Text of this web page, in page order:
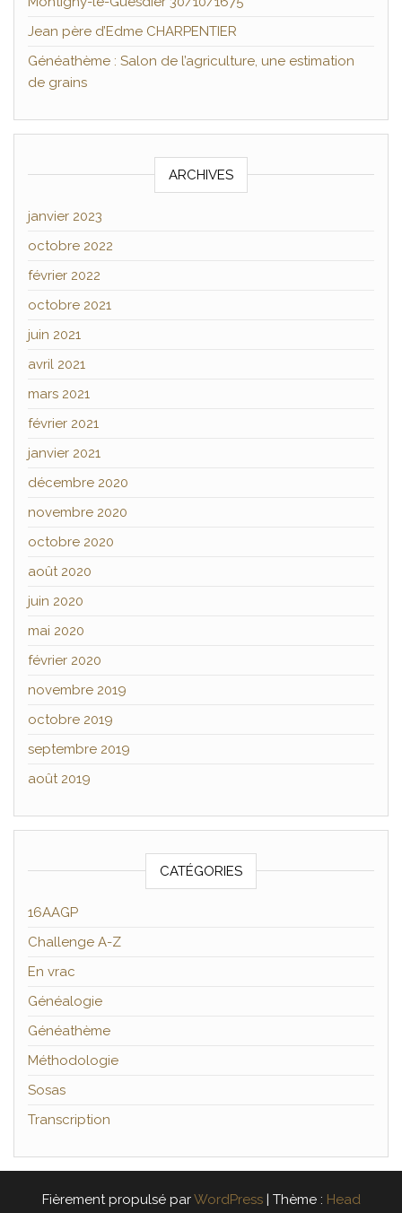
Jean père d’Edme CHARPENTIER
Généathème : Salon de l’agriculture, une estimation
de grains
ARCHIVES
janvier 2023
octobre 2022
février 2022
octobre 2021
juin 2021
avril 2021
mars 2021
février 2021
janvier 2021
décembre 2020
novembre 2020
octobre 2020
août 2020
juin 2020
mai 2020
février 2020
novembre 2019
octobre 2019
septembre 2019
août 2019
CATÉGORIES
16AAGP
Challenge A-Z
En vrac
Généalogie
Généathème
Méthodologie
Sosas
Transcription
Fièrement propulsé parWordPress | Thème : Head